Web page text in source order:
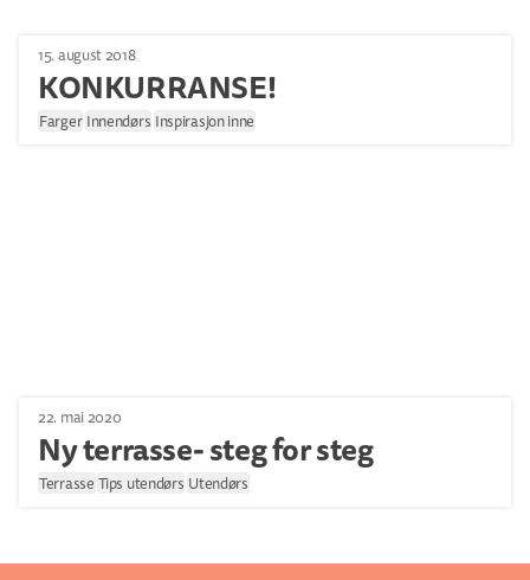
15. august 2018
KONKURRANSE!
Farger Innendørs Inspirasjon inne
22. mai 2020
Ny terrasse- steg for steg
Terrasse Tips utendørs Utendørs